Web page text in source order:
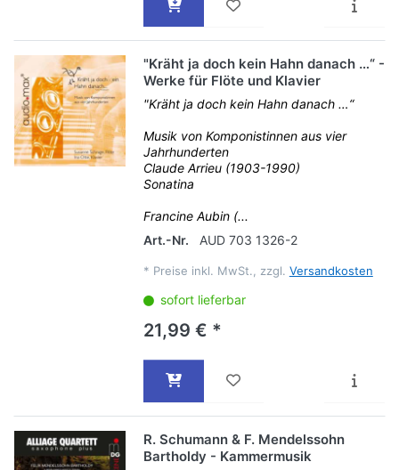
"Kräht ja doch kein Hahn danach …“ -
Werke für Flöte und Klavier
"Kräht ja doch kein Hahn danach …“
Musik von Komponistinnen aus vier
Jahrhunderten
Claude Arrieu (1903-1990)
Sonatina
Francine Aubin (...
Art.-Nr.
AUD 703 1326-2
* Preise inkl. MwSt., zzgl. Versandkosten
sofort lieferbar
21,99 € *
R. Schumann & F. Mendelssohn
Bartholdy - Kammermusik